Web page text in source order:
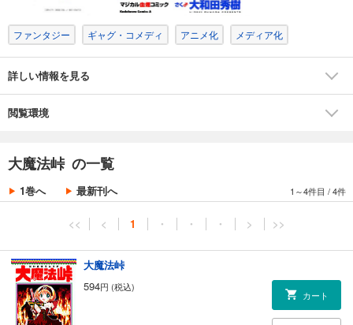
ファンタジー ギャグ・コメディ アニメ化 メディア化
詳しい情報を見る
閲覧環境
大魔法峠 の一覧
1巻へ 最新刊へ 1～4件目 /4件
<< < 1 ・ ・ ・ > >>
大魔法峠
594円 (税込)
カート